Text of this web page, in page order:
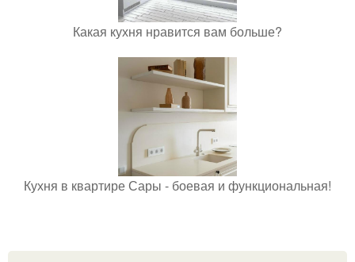
Какая кухня нравится вам больше?
Кухня в квартире Сары - боевая и функциональная!